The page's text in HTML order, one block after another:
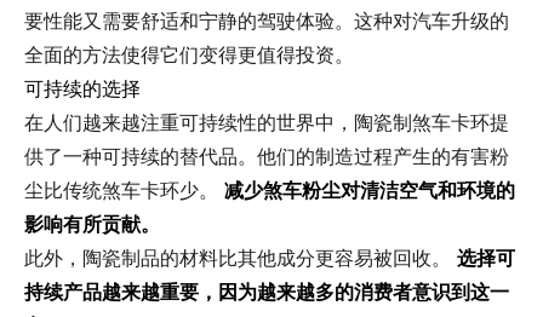
要性能又需要舒适和宁静的驾驶体验。这种对汽车升级的
全面的方法使得它们变得更值得投资。
可持续的选择
在人们越来越注重可持续性的世界中，陶瓷制煞车卡环提
供了一种可持续的替代品。他们的制造过程产生的有害粉
尘比传统煞车卡环少。 减少煞车粉尘对清洁空气和环境的
影响有所贡献。
此外，陶瓷制品的材料比其他成分更容易被回收。 选择可
持续产品越来越重要，因为越来越多的消费者意识到这一